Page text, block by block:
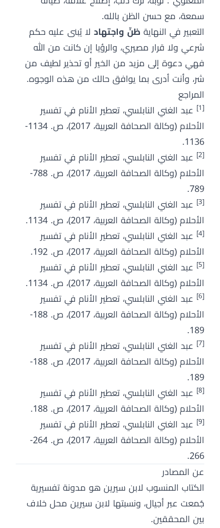
سمعة، مع حسن الظن بالله.
التعبير في النهاية ظنّ واجتهاد لا يُبنى عليه حكم
شرعي ولا قرار مصيري، والرؤيا إن كانت من الله
فهي دعوة إلى مزيد من الخير أو تحذير لطيف من
شر، وأنت أدرى بما يوافق حالك من هذه الوجوه.
المراجع
[1]
عبد الغني النابلسي، تعطير الأنام في تفسير
الأحلام (وكالة الصحافة العربية، 2017)، ص. 1134-
1136.
[2]
عبد الغني النابلسي، تعطير الأنام في تفسير
الأحلام (وكالة الصحافة العربية، 2017)، ص. 788-
789.
[3]
عبد الغني النابلسي، تعطير الأنام في تفسير
الأحلام (وكالة الصحافة العربية، 2017)، ص. 1134.
[4]
عبد الغني النابلسي، تعطير الأنام في تفسير
الأحلام (وكالة الصحافة العربية، 2017)، ص. 192.
[5]
عبد الغني النابلسي، تعطير الأنام في تفسير
الأحلام (وكالة الصحافة العربية، 2017)، ص. 1134.
[6]
عبد الغني النابلسي، تعطير الأنام في تفسير
الأحلام (وكالة الصحافة العربية، 2017)، ص. 188-
189.
[7]
عبد الغني النابلسي، تعطير الأنام في تفسير
الأحلام (وكالة الصحافة العربية، 2017)، ص. 188-
189.
[8]
عبد الغني النابلسي، تعطير الأنام في تفسير
الأحلام (وكالة الصحافة العربية، 2017)، ص. 188.
[9]
عبد الغني النابلسي، تعطير الأنام في تفسير
الأحلام (وكالة الصحافة العربية، 2017)، ص. 264-
266.
عن المصادر
الكتاب المنسوب لابن سيرين هو مدونة تفسيرية
جُمعت عبر أجيال، ونسبتها لابن سيرين محل خلاف
بين المحققين.